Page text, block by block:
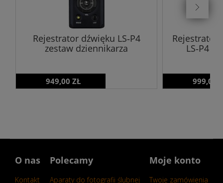
Rejestrator dźwięku LS‑P4
zestaw dziennikarza
949,00 ZŁ
Rejestrator
LS‑P4
999,00
O nas
Kontakt
Polecamy
Aparaty do fotografii ślubnej
Moje konto
Twoje zamówienia